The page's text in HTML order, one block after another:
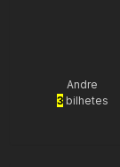
Andre
3bilhetes